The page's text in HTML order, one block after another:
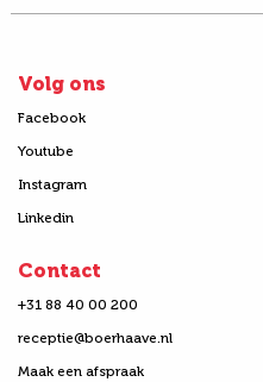
Volg ons
Facebook
Youtube
Instagram
Linkedin
Contact
+31 88 40 00 200
receptie@boerhaave.nl
Maak een afspraak